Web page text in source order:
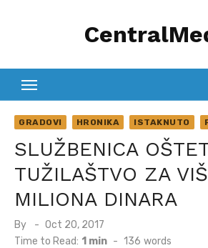
GRADOVI HRONIKA ISTAKNUTO
SLUŽBENICA
TUŽILAŠTVO ZA
MILIONA DINARA
By
Posted
on
Oct 20, 2017
Time to Read: 1 min - 136 words